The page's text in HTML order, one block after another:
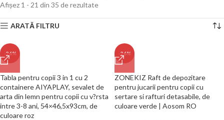
Afișez 1 - 21 din 35 de rezultate
ARATĂ FILTRU
-26%
Tabla pentru copii 3 in 1 cu 2
containere AIYAPLAY, sevalet de
arta din lemn pentru copii cu v?rsta
intre 3-8 ani, 54×46,5x93cm, de
culoare roz
-26%
ZONEKIZ Raft de depozitare
pentru jucarii pentru copii cu
sertare si rafturi detasabile, de
culoare verde | Aosom RO